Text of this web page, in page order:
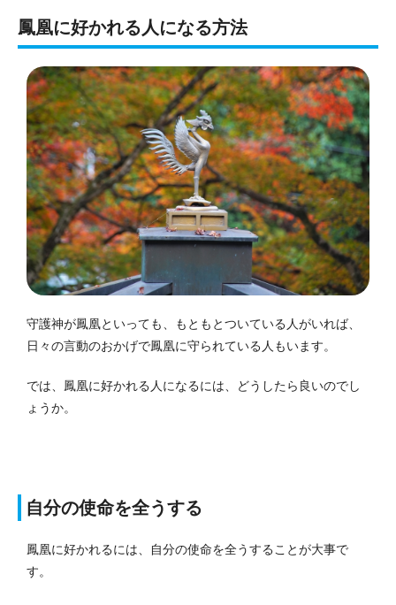
鳳凰に好かれる人になる方法
守護神が鳳凰といっても、もともとついている人がいれば、
日々の言動のおかげで鳳凰に守られている人もいます。
では、鳳凰に好かれる人になるには、どうしたら良いのでし
ょうか。
自分の使命を全うする
鳳凰に好かれるには、自分の使命を全うすることが大事で
す。